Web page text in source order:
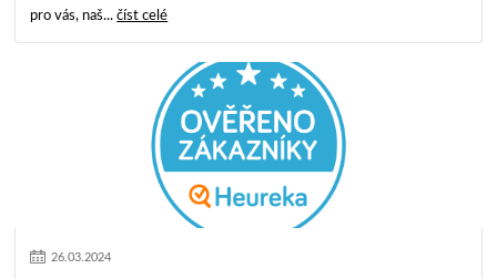
pro vás, naš...číst celé
26. 03. 2024